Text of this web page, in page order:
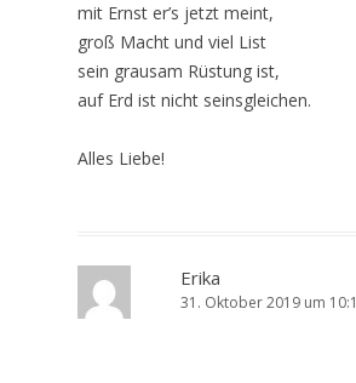
mit Ernst er’s jetzt meint,
groß Macht und viel List
sein grausam Rüstung ist,
auf Erd ist nicht seinsgleichen.
Alles Liebe!
Erika
31. Oktober 2019 um